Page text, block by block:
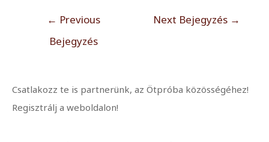
← Previous
Bejegyzés
Next Bejegyzés →
Csatlakozz te is partnerünk, az Ötpróba közösségéhez!
Regisztrálj a weboldalon!